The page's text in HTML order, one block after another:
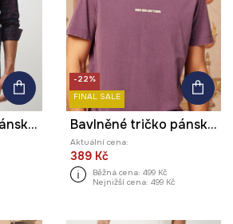
Bavlněná košile pánská s klasickým límcem se vzorem
-22%
FINAL SALE
Bavlněné tričko pánské z kolekce Lands of Legends – Asgard
Aktuální cena:
389 Kč
Běžná cena: 499 Kč
Nejnižší cena: 499 Kč